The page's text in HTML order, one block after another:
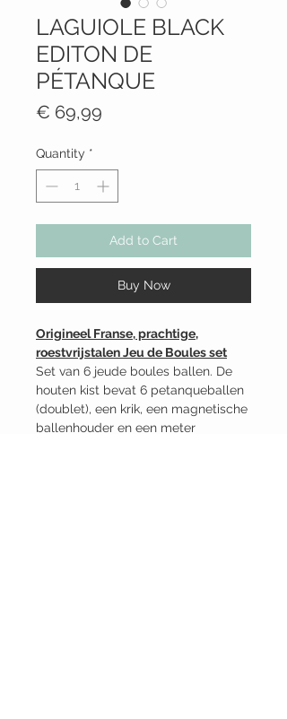
LAGUIOLE BLACK
EDITON DE
PÉTANQUE
€ 69,99
Quantity *
Add to Cart
Buy Now
Origineel Franse, prachtige,
roestvrijstalen Jeu de Boules set
Set van 6 jeude boules ballen. De
houten kist bevat 6 petanqueballen
(doublet), een krik, een magnetische
ballenhouder en een meter